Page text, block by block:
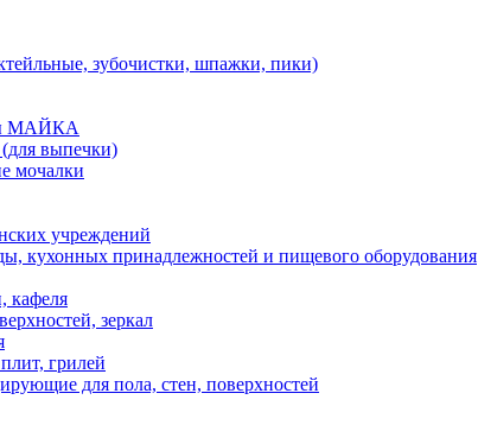
зубочистки, шпажки, пики)
МАЙКА
выпечки)
мочалки
учреждений
кухонных принадлежностей и пищевого оборудования
кафеля
зеркал
грилей
для пола, стен, поверхностей